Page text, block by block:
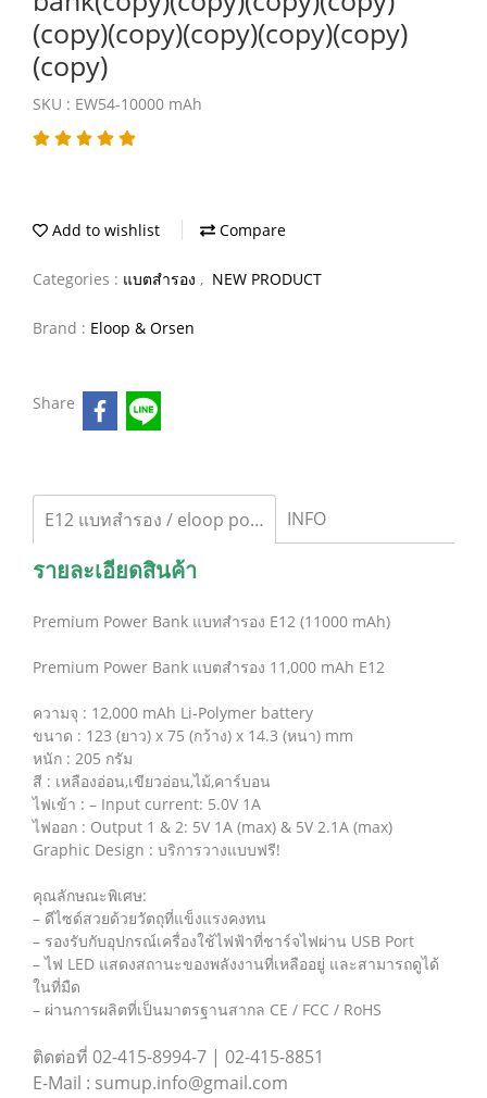
(copy)(copy)(copy)(copy)(copy)
(copy)
SKU : EW54-10000 mAh
Add to wishlist Compare
Categories : แบตสำรอง , NEW PRODUCT
Brand : Eloop & Orsen
Share
E12 แบทสำรอง / eloop power bank INFO
รายละเอียดสินค้า
Premium Power Bank แบทสำรอง E12 (11000 mAh)
Premium Power Bank แบตสำรอง 11,000 mAh E12
ความจุ : 12,000 mAh Li-Polymer battery
ขนาด : 123 (ยาว) x 75 (กว้าง) x 14.3 (หนา) mm
หนัก : 205 กรัม
สี : เหลืองอ่อน,เขียวอ่อน,ไม้,คาร์บอน
ไฟเข้า : – Input current: 5.0V 1A
ไฟออก : Output 1 & 2: 5V 1A (max) & 5V 2.1A (max)
Graphic Design : บริการวางแบบฟรี!
คุณลักษณะพิเศษ:
– ดีไซด์สวยด้วยวัตถุที่แข็งแรงคงทน
– รองรับกับอุปกรณ์เครื่องใช้ไฟฟ้าที่ชาร์จไฟผ่าน USB Port
– ไฟ LED แสดงสถานะของพลังงานที่เหลืออยู่ และสามารถดูได้
ในที่มืด
– ผ่านการผลิตที่เป็นมาตรฐานสากล CE / FCC / RoHS
ติดต่อที่ 02-415-8994-7 | 02-415-8851
E-Mail : sumup.info@gmail.com